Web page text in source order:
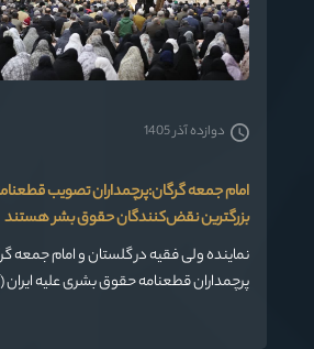
امام جمعه گرگان:پرچمداران تصویب
بزرگترین نقض‌کنندگان حقوق بشر هستند
نماینده ولی فقیه در گلستان و امام جمعه
پرچمداران قطعنامه حقوق بشری علیه ایران
پنجشنبه هفته گذشته در شورای حقوق
به تصویب رسید، بزرگترین و عاملین
دوازده آذر 1405